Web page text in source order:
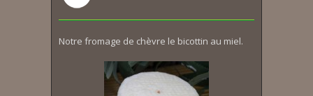
Notre fromage de chèvre le bicottin au miel.